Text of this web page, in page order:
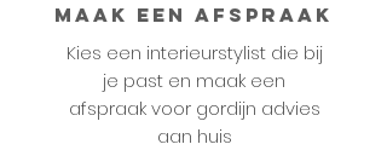
Maak een afspraak
Kies een interieurstylist die bij
je past en maak een
afspraak voor gordijn advies
aan huis